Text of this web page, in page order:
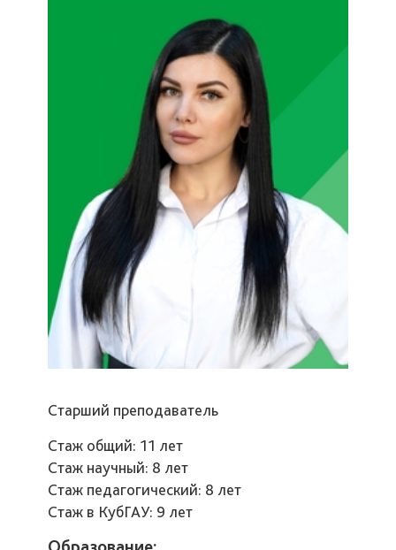
Старший преподаватель
Стаж общий: 11 лет
Стаж научный: 8 лет
Стаж педагогический: 8 лет
Стаж в КубГАУ: 9 лет